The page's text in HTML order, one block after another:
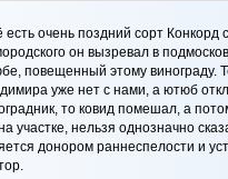
есть очень поздний сорт Конкорд
он вызревал в
повещенный этому винограду.
уже нет с нами, а ютюб
то ковид помешал, а
участке, нельзя однозначно
донором